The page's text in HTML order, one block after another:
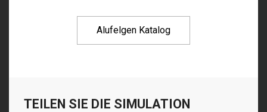
Alufelgen Katalog
TEILEN SIE DIE SIMULATION